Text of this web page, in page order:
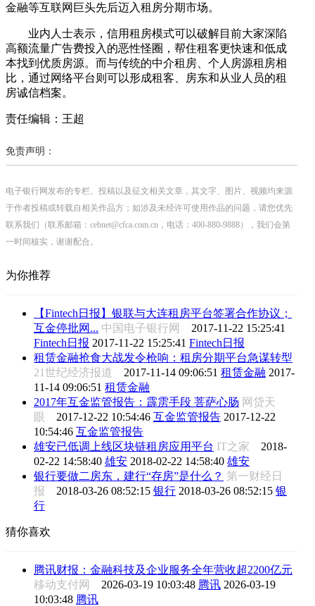
金融等互联网巨头先后迈入租房分期市场。
业内人士表示，信用租房模式可以破解目前大家深陷
高额流量广告费投入的恶性怪圈，帮住租客更快速和低成
本找到优质房源。而与传统的中介租房、个人房源租房相
比，通过网络平台则可以形成租客、房东和从业人员的租
房诚信档案。
责任编辑：王超
免责声明：
电子银行网发布的专栏、投稿以及征文相关文章，其文字、图片、视频均来源
于作者投稿或转载自相关作品方；如涉及未经许可使用作品的问题，请您优先
联系我们（联系邮箱：cebnet@cfca.com.cn，电话：400-880-9888），我们会第
一时间核实，谢谢配合。
为你推荐
【Fintech日报】银联与大连租房平台签署合作协议；
互金停批网... 中国电子银行网 2017-11-22 15:25:41
Fintech日报 2017-11-22 15:25:41 Fintech日报
租赁金融抢食大战发令枪响：租房分期平台急谋转型
21世纪经济报道 2017-11-14 09:06:51 租赁金融 2017-
11-14 09:06:51 租赁金融
2017年互金监管报告：霹雳手段 菩萨心肠 网贷天
眼 2017-12-22 10:54:46 互金监管报告 2017-12-22
10:54:46 互金监管报告
雄安已低调上线区块链租房应用平台 IT之家 2018-
02-22 14:58:40 雄安 2018-02-22 14:58:40 雄安
银行要做二房东，建行“存房”是什么？ 第一财经日
报 2018-03-26 08:52:15 银行 2018-03-26 08:52:15 银
行
猜你喜欢
腾讯财报：金融科技及企业服务全年营收超2200亿元
移动支付网 2026-03-19 10:03:48 腾讯 2026-03-19
10:03:48 腾讯